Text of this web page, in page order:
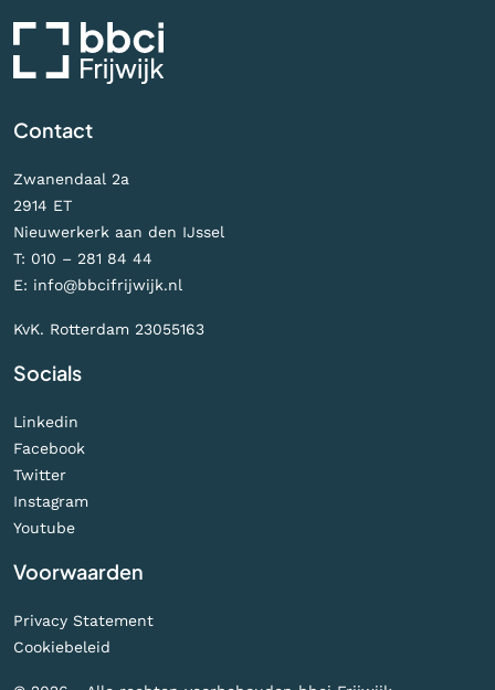
Contact
Zwanendaal 2a
2914 ET
Nieuwerkerk aan den IJssel
T: 010 – 281 84 44
E: info@bbcifrijwijk.nl
KvK. Rotterdam 23055163
Socials
Linkedin
Facebook
Twitter
Instagram
Youtube
Voorwaarden
Privacy Statement
Cookiebeleid